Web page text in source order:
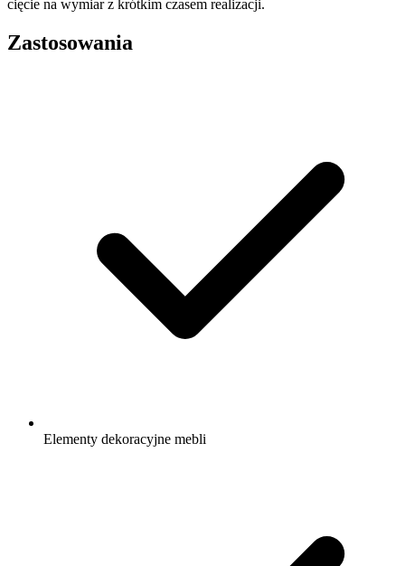
cięcie na wymiar z krótkim czasem realizacji.
Zastosowania
Elementy dekoracyjne mebli